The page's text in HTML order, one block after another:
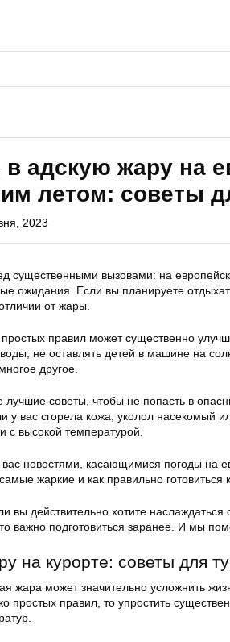
адскую жару на
летом: советы
2023
существенными вызовами: на
ожидания. Если вы планируете
от жары.
правил может существенно
не оставлять детей в машине на
другое.
лучшие советы, чтобы не попасть в
у вас сгорела кожа, уколол насекомый
высокой температурой.
новостями, касающимися погоды на
жаркие и как правильно готовиться
вы действительно хотите
важно подготовиться заранее. И мы
на курорте: советы для
жара может значительно усложнить
простых правил, то упростить